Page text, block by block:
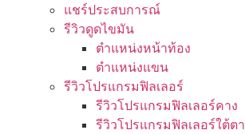
แชร์ประสบการณ์
รีวิวดูดไขมัน
ตำแหน่งหน้าท้อง
ตำแหน่งแขน
รีวิวโปรแกรมฟิลเลอร์
รีวิวโปรแกรมฟิลเลอร์คาง
รีวิวโปรแกรมฟิลเลอร์ใต้ตา